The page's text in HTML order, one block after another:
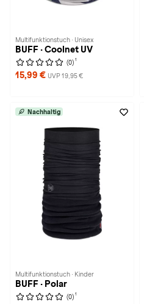
Multifunktionstuch · Unisex
BUFF · Coolnet UV
(0) 1
15,99 € UVP 19,95 €
Nachhaltig
Multifunktionstuch · Kinder
BUFF · Polar
(0) 1